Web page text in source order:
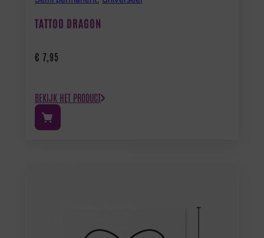
TATTOO DRAGON
€ 7,95
BEKIJK HET PRODUCT